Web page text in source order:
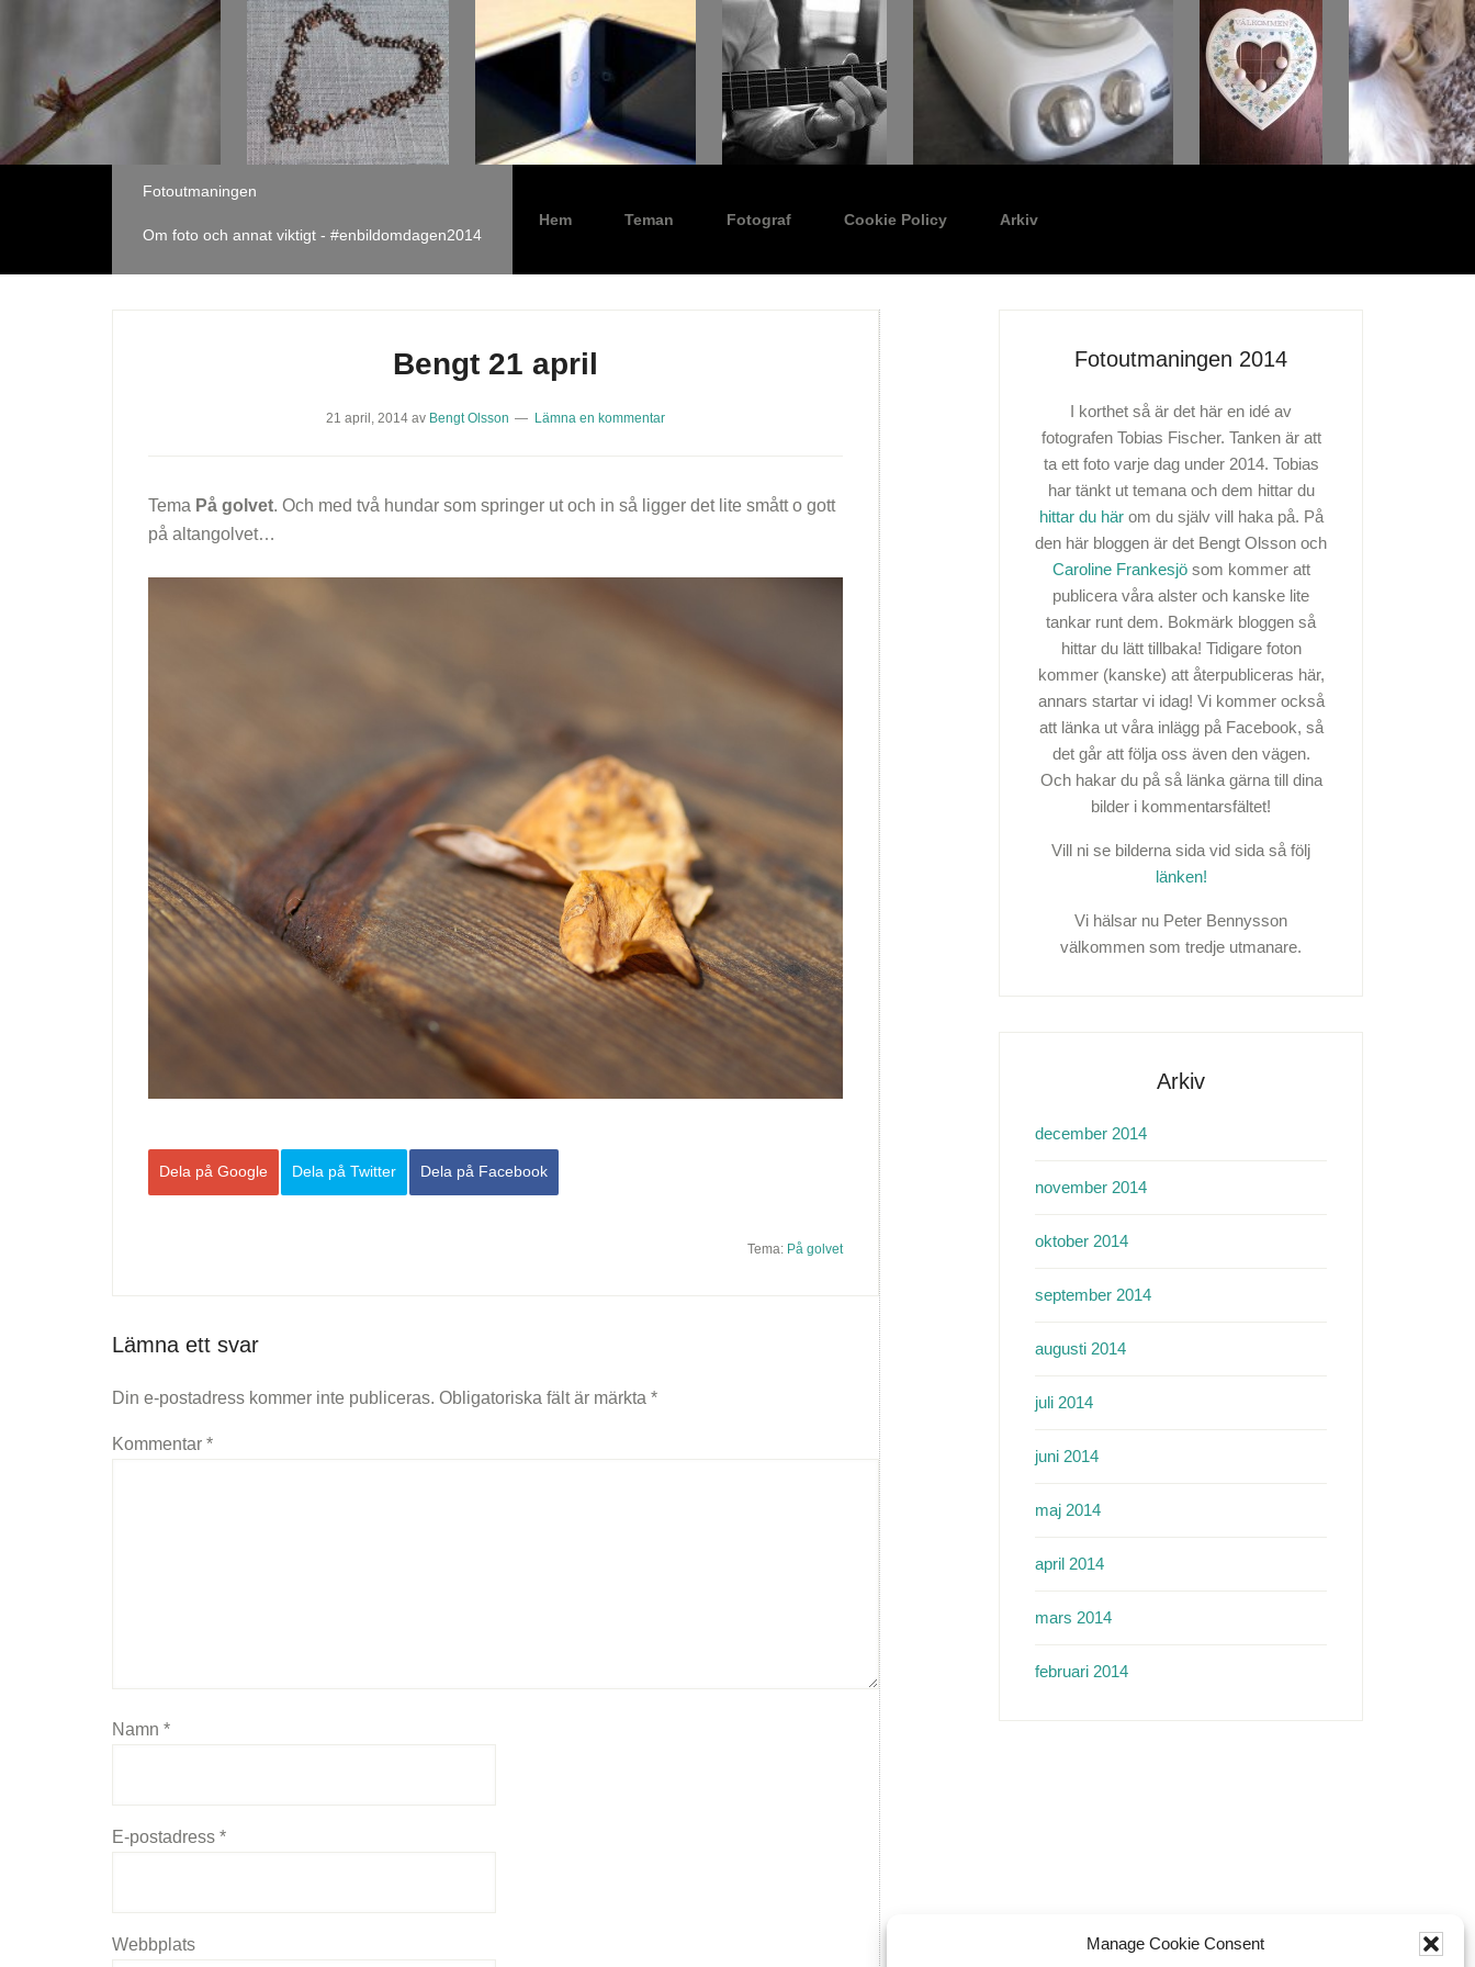
Manage Cookie Consent
Fotoutmaningen
Om foto och annat viktigt - #enbildomdagen2014
Hem Teman Fotograf Cookie Policy Arkiv
Bengt 21 april
21 april, 2014 av Bengt Olsson Lämna en kommentar
Tema På golvet. Och med två hundar som springer ut och in så ligger det lite smått o gott
på altangolvet…
Dela på Facebook
Dela på Twitter
Dela på Google
Tema: På golvet
Lämna ett svar
Din e-postadress kommer inte publiceras. Obligatoriska fält är märkta *
Kommentar *
Namn *
E-postadress *
Webbplats
Fotoutmaningen 2014
I korthet så är det här en idé av
fotografen Tobias Fischer. Tanken är att
ta ett foto varje dag under 2014. Tobias
har tänkt ut temana och dem hittar du
hittar du härom du själv vill haka på. På
den här bloggen är det Bengt Olsson och
Caroline Frankesjösom kommer att
publicera våra alster och kanske lite
tankar runt dem. Bokmärk bloggen så
hittar du lätt tillbaka! Tidigare foton
kommer (kanske) att återpubliceras här,
annars startar vi idag! Vi kommer också
att länka ut våra inlägg på Facebook, så
det går att följa oss även den vägen.
Och hakar du på så länka gärna till dina
bilder i kommentarsfältet!
Vill ni se bilderna sida vid sida så följ
länken!
Vi hälsar nu Peter Bennysson
välkommen som tredje utmanare.
Arkiv
december 2014
november 2014
oktober 2014
september 2014
augusti 2014
juli 2014
juni 2014
maj 2014
april 2014
mars 2014
februari 2014